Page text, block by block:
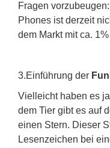
Fragen
Phones ist derzeit
dem Markt mit ca.
3.Einführung der
Vielleicht haben es
dem Tier gibt es auf
einen Stern. Dieser
Lesenzeichen bei